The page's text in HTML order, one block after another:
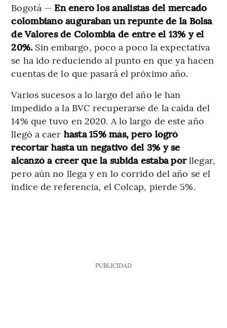
Bogotá — En enero los analistas del mercado
colombiano auguraban un repunte de la Bolsa
de Valores de Colombia de entre el 13% y el
20%. Sin embargo, poco a poco la expectativa
se ha ido reduciendo al punto en que ya hacen
cuentas de lo que pasará el próximo año.
Varios sucesos a lo largo del año le han
impedido a la BVC recuperarse de la caída del
14% que tuvo en 2020. A lo largo de este año
llegó a caer hasta 15% más, pero logró
recortar hasta un negativo del 3% y se
alcanzó a creer que la subida estaba porllegar,
pero aún no llega y en lo corrido del año se el
índice de referencia, el Colcap, pierde 5%.
PUBLICIDAD